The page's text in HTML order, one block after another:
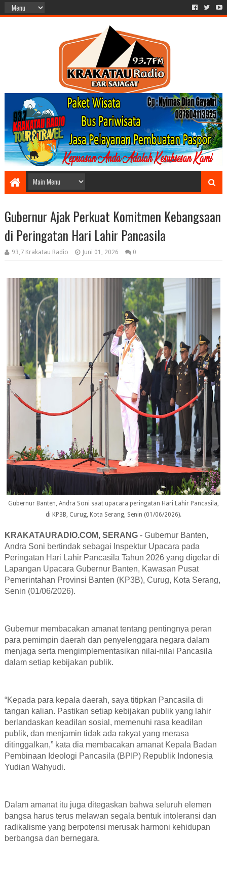
Gubernur Ajak Perkuat Komitmen Kebangsaan
di Peringatan Hari Lahir Pancasila
93,7 Krakatau Radio Juni 01, 2026 0
Gubernur Banten, Andra Soni saat upacara peringatan Hari Lahir Pancasila,
di KP3B, Curug, Kota Serang, Senin (01/06/2026).
KRAKATAURADIO.COM, SERANG- Gubernur Banten,
Andra Soni bertindak sebagai Inspektur Upacara pada
Peringatan Hari Lahir Pancasila Tahun 2026 yang digelar di
Lapangan Upacara Gubernur Banten, Kawasan Pusat
Pemerintahan Provinsi Banten (KP3B), Curug, Kota Serang,
Senin (01/06/2026).
Gubernur membacakan amanat tentang pentingnya peran
para pemimpin daerah dan penyelenggara negara dalam
menjaga serta mengimplementasikan nilai-nilai Pancasila
dalam setiap kebijakan publik.
“Kepada para kepala daerah, saya titipkan Pancasila di
tangan kalian. Pastikan setiap kebijakan publik yang lahir
berlandaskan keadilan sosial, memenuhi rasa keadilan
publik, dan menjamin tidak ada rakyat yang merasa
ditinggalkan,” kata dia membacakan amanat Kepala Badan
Pembinaan Ideologi Pancasila (BPIP) Republik Indonesia
Yudian Wahyudi.
Dalam amanat itu juga ditegaskan bahwa seluruh elemen
bangsa harus terus melawan segala bentuk intoleransi dan
radikalisme yang berpotensi merusak harmoni kehidupan
berbangsa dan bernegara.